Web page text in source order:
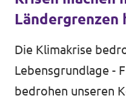
Ländergrenzen
Die Klimakrise
Lebensgrundlage -
bedrohen unseren